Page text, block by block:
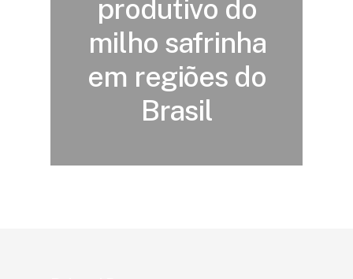
produtivo do
milho safrinha
em regiões do
Brasil